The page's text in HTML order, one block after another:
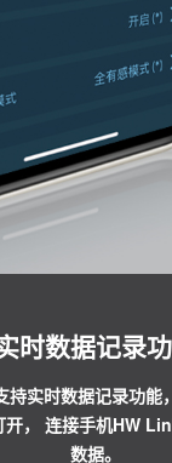
时数据记录
实时数据记录功能
， 连接手机HW
数据。